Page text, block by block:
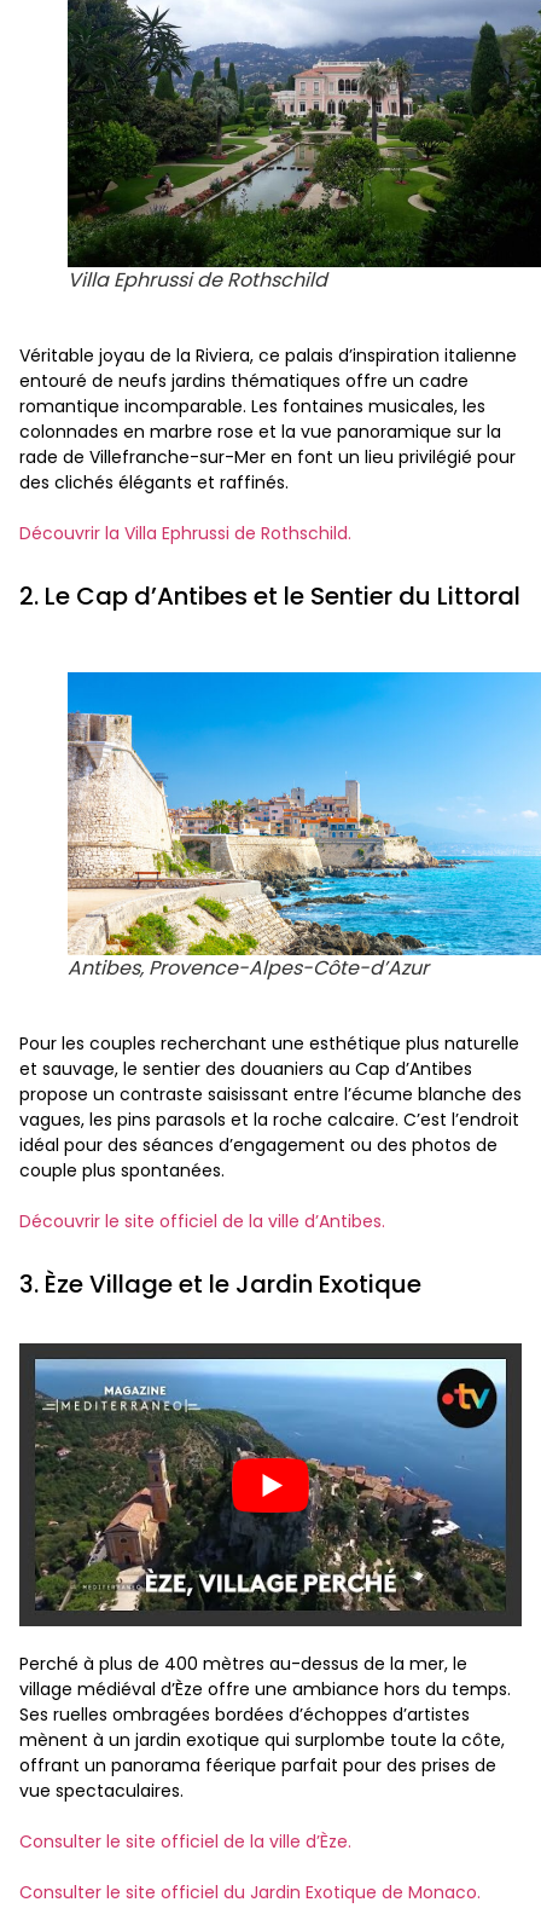
Villa Ephrussi de Rothschild
Véritable joyau de la Riviera, ce palais d’inspiration italienne
entouré de neufs jardins thématiques offre un cadre
romantique incomparable. Les fontaines musicales, les
colonnades en marbre rose et la vue panoramique sur la
rade de Villefranche-sur-Mer en font un lieu privilégié pour
des clichés élégants et raffinés.
Découvrir la Villa Ephrussi de Rothschild.
2. Le Cap d’Antibes et le Sentier du Littoral
Antibes, Provence-Alpes-Côte-d’Azur
Pour les couples recherchant une esthétique plus naturelle
et sauvage, le sentier des douaniers au Cap d’Antibes
propose un contraste saisissant entre l’écume blanche des
vagues, les pins parasols et la roche calcaire. C’est l’endroit
idéal pour des séances d’engagement ou des photos de
couple plus spontanées.
Découvrir le site officiel de la ville d’Antibes.
3. Èze Village et le Jardin Exotique
Perché à plus de 400 mètres au-dessus de la mer, le
village médiéval d’Èze offre une ambiance hors du temps.
Ses ruelles ombragées bordées d’échoppes d’artistes
mènent à un jardin exotique qui surplombe toute la côte,
offrant un panorama féerique parfait pour des prises de
vue spectaculaires.
Consulter le site officiel de la ville d’Èze.
Consulter le site officiel du Jardin Exotique de Monaco.